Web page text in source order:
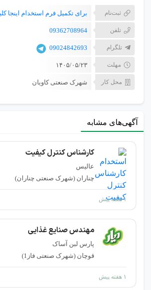
ثبت‌نام برای تکمیل فرم استخدام اینجا
تلفن 09362708964
تلگرام 09024842693
مهلت ۱۴۰۵/۰۵/۲۳
محل کار شهرک صنعتی کاویان
آگهی‌های مشابه
کارشناس کنترل کیفیت
عالیس
چناران (شهرک صنعتی چناران)
۱ هفته پیش
مهندس صنایع غذایی
پارس لبن آساک
قوچان (شهرک صنعتی فاز1)
۱ هفته پیش